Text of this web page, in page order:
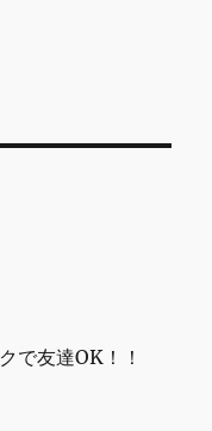
で友達OK！！